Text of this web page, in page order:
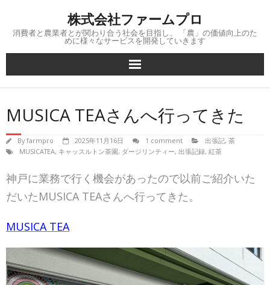
content
株式会社ファームプロ
消費者と農業者とが関わり合う社会を目指し、 「農」の価値向上のた
めに様々なサービスを開発していきます
MUSICA TEAさんへ行ってきた
Byfarmpro 2025年11月16日 1 comment 出張記, 茶
MUSICATEA, キャッスルトン茶園, ダージリンティー, 出張記録, 紅茶
神戸に業務で行く機会があったので以前ご紹介いた
だいたMUSICA TEAさんへ行ってきた。
MUSICA TEA